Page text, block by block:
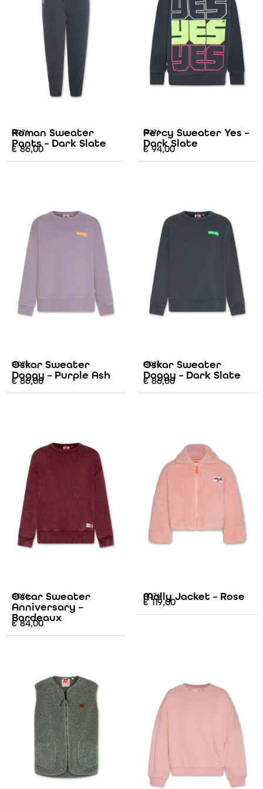
AO76
Roman Sweater
Pants – Dark Slate
€86,00
AO76
Percy Sweater Yes –
Dark Slate
€94,00
AO76
Oskar Sweater
Doggy – Purple Ash
€86,00
AO76
Oskar Sweater
Doggy – Dark Slate
€86,00
AO76
Oscar Sweater
Anniversary –
Bordeaux
€84,00
AO76
Molly Jacket – Rose
€119,00